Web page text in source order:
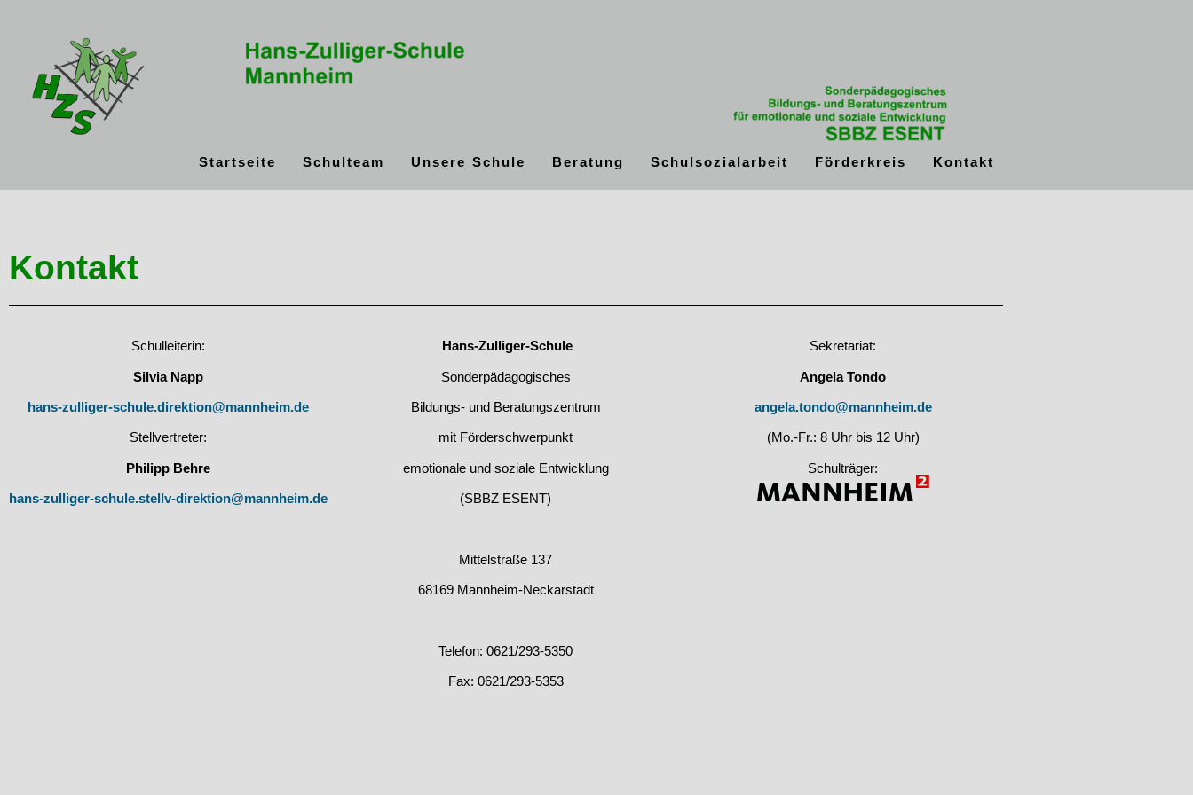
Startseite Schulteam Unsere Schule Beratung Schulsozialarbeit Förderkreis Kontakt
Kontakt
Schulleiterin:
Silvia Napp
hans-zulliger-schule.direktion@mannheim.de
Stellvertreter:
Philipp Behre
hans-zulliger-schule.stellv-direktion@mannheim.de
Hans-Zulliger-Schule
Sonderpädagogisches
Bildungs- und Beratungszentrum
mit Förderschwerpunkt
emotionale und soziale Entwicklung
(SBBZ ESENT)
Mittelstraße 137
68169 Mannheim-Neckarstadt
Telefon: 0621/293-5350
Fax: 0621/293-5353
Sekretariat:
Angela Tondo
angela.tondo@mannheim.de
(Mo.-Fr.: 8 Uhr bis 12 Uhr)
Schulträger: